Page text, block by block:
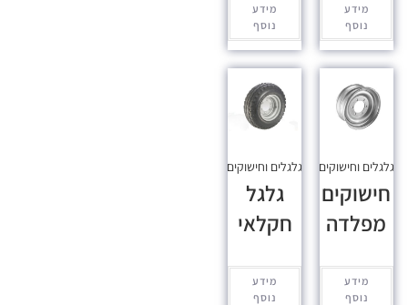
מידע
נוסף
מידע
נוסף
גלגלים וחישוקים
חישוקים
מפלדה
מידע
נוסף
גלגלים וחישוקים
גלגל
חקלאי
מידע
נוסף